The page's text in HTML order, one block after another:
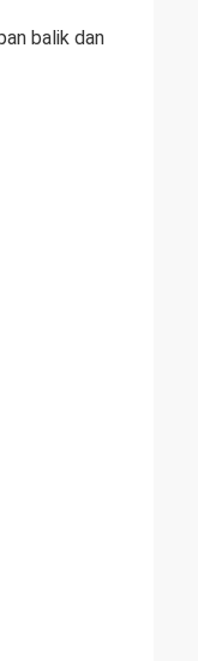
balik dan